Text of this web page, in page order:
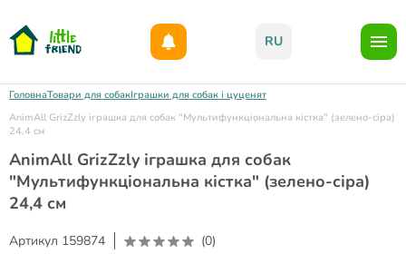
RU
ГоловнаТовари для собакІграшки для собак і цуценят
AnimAll GrizZzly іграшка для собак "Мультифункціональна кістка" (зелено-сіра)
24,4 см
AnimAll GrizZzly іграшка для собак
"Мультифункціональна кістка" (зелено-сіра)
24,4 см
Артикул 159874
(0)